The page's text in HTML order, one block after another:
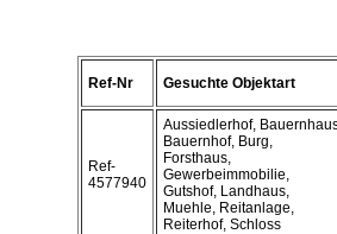
Ref-Nr Gesuchte Objektart
Ref-
4577940
Aussiedlerhof,
Bauernhof, Burg,
Forsthaus,
Gewerbeimmobilie,
Gutshof, Landhaus,
Muehle, Reitanlage,
Reiterhof, Schloss